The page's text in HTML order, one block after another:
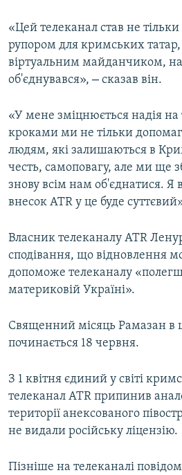
«Цей телеканал став не
рупором для кримських
віртуальним майданчиком,
об'єднувався», – сказав він.
«У мене зміцнюється надія
кроками ми не тільки
людям, які залишаються в
честь, самоповагу, але ми ще
знову всім нам об'єднатися.
внесок ATR у це буде
Власник телеканалу ATR
сподівання, що відновлення
допоможе телеканалу
материковій Україні».
Священний місяць Рамазан в
починається 18 червня.
З 1 квітня єдиний у світі
телеканал ATR припинив
території анексованого
не видали російську ліцензію.
Пізніше на телеканалі